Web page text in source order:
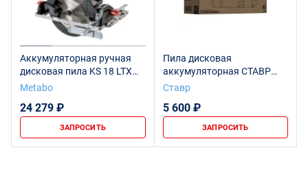
Аккумуляторная ручная
дисковая пила KS 18 LTX
57, 601857890
Metabo
24 279 ₽
ЗАПРОСИТЬ
Пила дисковая
аккумуляторная СТАВР
ПДА-165/20
Ставр
5 600 ₽
ЗАПРОСИТЬ